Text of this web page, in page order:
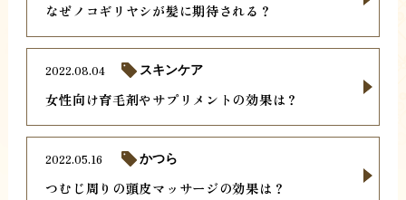
なぜノコギリヤシが髪に期待される？
女性向け育毛剤やサプリメントの効果は？
2022.08.04 スキンケア
つむじ周りの頭皮マッサージの効果は？
2022.05.16 かつら